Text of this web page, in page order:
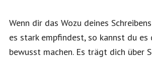
Wenn dir das Wozu deines
es stark empfindest, so kannst du
bewusst machen. Es trägt dich über